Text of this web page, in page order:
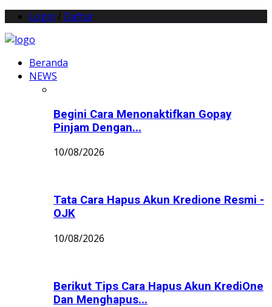
Login / Daftar
Beranda
NEWS
Begini Cara Menonaktifkan Gopay
Pinjam Dengan...
10/08/2026
Tata Cara Hapus Akun Kredione Resmi -
OJK
10/08/2026
Berikut Tips Cara Hapus Akun KrediOne
Dan Menghapus...